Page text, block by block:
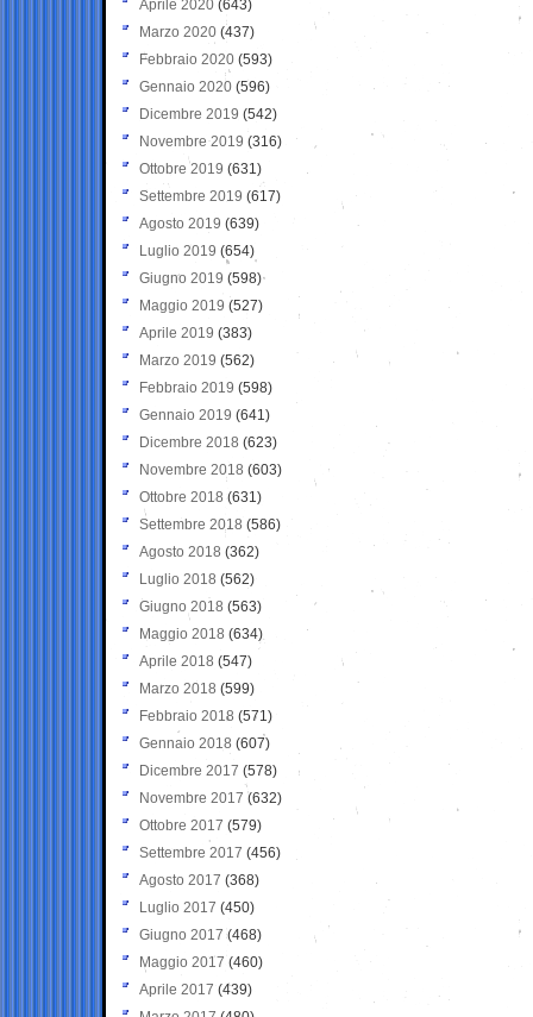
Aprile 2020 (643)
Marzo 2020 (437)
Febbraio 2020 (593)
Gennaio 2020 (596)
Dicembre 2019 (542)
Novembre 2019 (316)
Ottobre 2019 (631)
Settembre 2019 (617)
Agosto 2019 (639)
Luglio 2019 (654)
Giugno 2019 (598)
Maggio 2019 (527)
Aprile 2019 (383)
Marzo 2019 (562)
Febbraio 2019 (598)
Gennaio 2019 (641)
Dicembre 2018 (623)
Novembre 2018 (603)
Ottobre 2018 (631)
Settembre 2018 (586)
Agosto 2018 (362)
Luglio 2018 (562)
Giugno 2018 (563)
Maggio 2018 (634)
Aprile 2018 (547)
Marzo 2018 (599)
Febbraio 2018 (571)
Gennaio 2018 (607)
Dicembre 2017 (578)
Novembre 2017 (632)
Ottobre 2017 (579)
Settembre 2017 (456)
Agosto 2017 (368)
Luglio 2017 (450)
Giugno 2017 (468)
Maggio 2017 (460)
Aprile 2017 (439)